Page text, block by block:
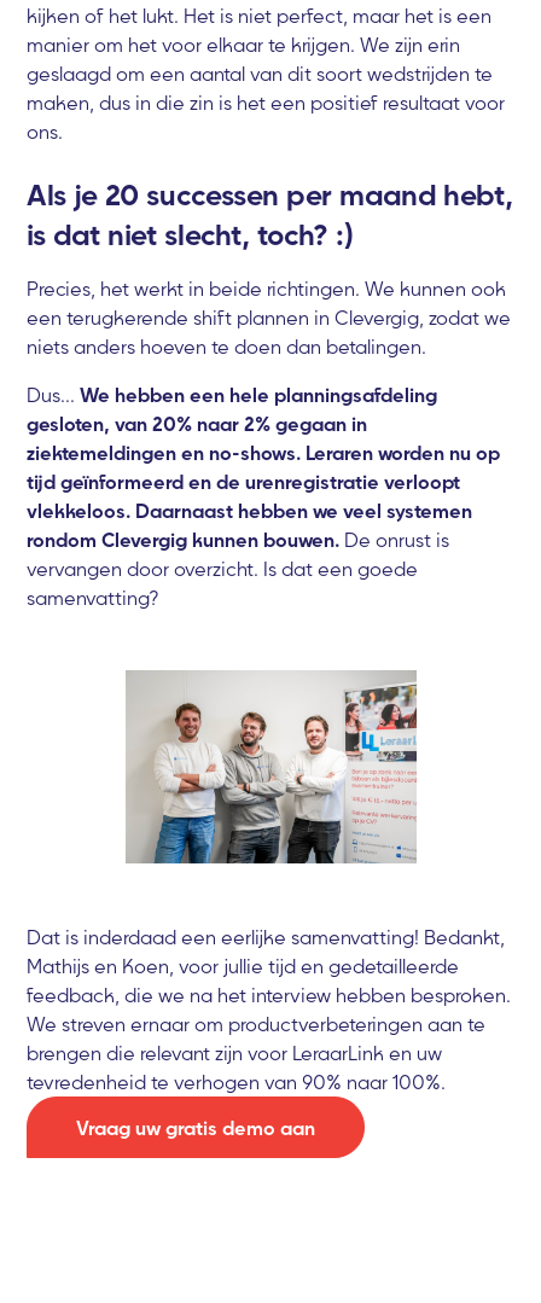
kijken of het lukt. Het is niet perfect, maar het is een
manier om het voor elkaar te krijgen. We zijn erin
geslaagd om een aantal van dit soort wedstrijden te
maken, dus in die zin is het een positief resultaat voor
ons.
Als je 20 successen per maand hebt,
is dat niet slecht, toch? :)
Precies, het werkt in beide richtingen. We kunnen ook
een terugkerende shift plannen in Clevergig, zodat we
niets anders hoeven te doen dan betalingen.
Dus...We hebben een hele planningsafdeling
gesloten, van 20% naar 2% gegaan in
ziektemeldingen en no-shows. Leraren worden nu op
tijd geïnformeerd en de urenregistratie verloopt
vlekkeloos. Daarnaast hebben we veel systemen
rondom Clevergig kunnen bouwen. De onrust is
vervangen door overzicht. Is dat een goede
samenvatting?
Dat is inderdaad een eerlijke samenvatting! Bedankt,
Mathijs en Koen, voor jullie tijd en gedetailleerde
feedback, die we na het interview hebben besproken.
We streven ernaar om productverbeteringen aan te
brengen die relevant zijn voor LeraarLink en uw
tevredenheid te verhogen van 90% naar 100%.
Vraag uw gratis demo aan